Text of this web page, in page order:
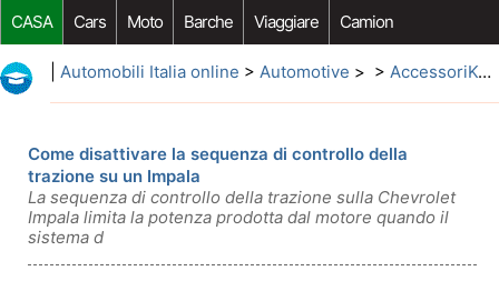
CASA Cars Moto Barche Viaggiare Camion
Riparazione Auto Acquisto Auto Car Opzioni Aftermarket
Automobili Italia online > Automotive > > AccessoriKeys
Come disattivare la sequenza di controllo della
trazione su un Impala
La sequenza di controllo della trazione sulla Chevrolet
Impala limita la potenza prodotta dal motore quando il
sistema d